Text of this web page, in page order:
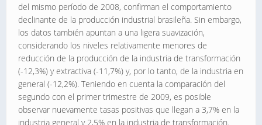
del mismo período de 2008, confirman el comportamiento
declinante de la producción industrial brasileña. Sin embargo,
los datos también apuntan a una ligera suavización,
considerando los niveles relativamente menores de
reducción de la producción de la industria de transformación
(-12,3%) y extractiva (-11,7%) y, por lo tanto, de la industria en
general (-12,2%). Teniendo en cuenta la comparación del
segundo con el primer trimestre de 2009, es posible
observar nuevamente tasas positivas que llegan a 3,7% en la
industria general y 2,5% en la industria de transformación.